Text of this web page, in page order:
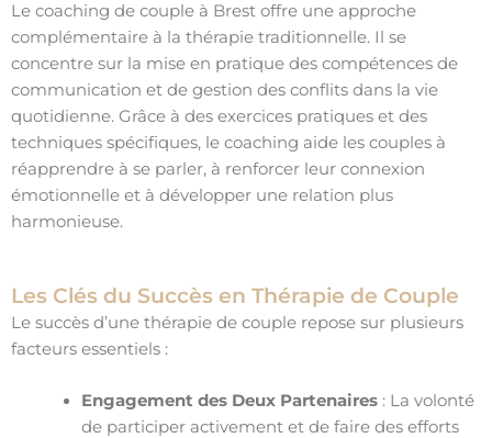
Le coaching de couple à Brest offre une approche
complémentaire à la thérapie traditionnelle. Il se
concentre sur la mise en pratique des compétences de
communication et de gestion des conflits dans la vie
quotidienne. Grâce à des exercices pratiques et des
techniques spécifiques, le coaching aide les couples à
réapprendre à se parler, à renforcer leur connexion
émotionnelle et à développer une relation plus
harmonieuse.
Les Clés du Succès en Thérapie de Couple
Le succès d’une thérapie de couple repose sur plusieurs
facteurs essentiels :
Engagement des Deux Partenaires: La volonté
de participer activement et de faire des efforts